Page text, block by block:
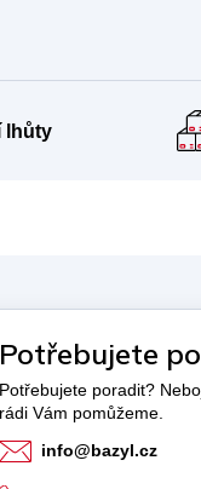
lhůty
info@bazyl.cz